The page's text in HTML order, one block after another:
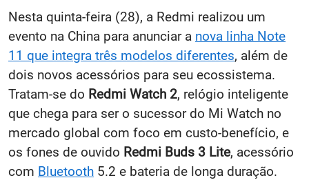
Nesta quinta-feira (28), a Redmi realizou um
evento na China para anunciar a nova linha Note
11 que integra três modelos diferentes, além de
dois novos acessórios para seu ecossistema.
Tratam-se do Redmi Watch 2, relógio inteligente
que chega para ser o sucessor do Mi Watch no
mercado global com foco em custo-benefício, e
os fones de ouvido Redmi Buds 3 Lite, acessório
com Bluetooth 5.2 e bateria de longa duração.